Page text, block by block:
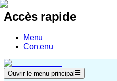
Accès rapide
Menu
Contenu
Ouvrir le menu principal